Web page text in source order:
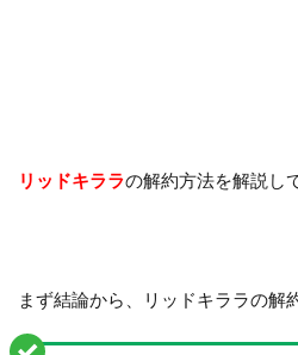
リッドキララの解約方法を解説し
まず結論から、リッドキララの解